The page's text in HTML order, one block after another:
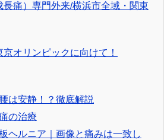
長痛）専門外来/横浜市全域・関東
京オリンピックに向けて！
は安静！？徹底解説
の治療
ヘルニア｜画像と痛みは一致し